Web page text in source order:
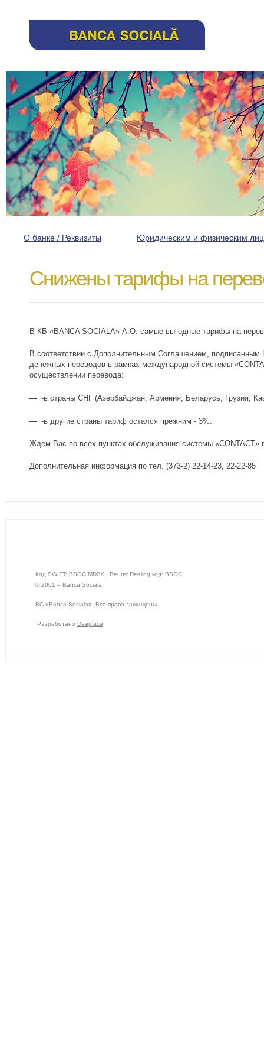
О банке / Реквизиты Юридическим и физическим
Снижены тарифы на
В КБ «BANCA SOCIALA» А.О. самые выгодные тарифы на
В соответствии с Дополнительным Соглашением,
денежных переводов в рамках международной системы
осуществлении перевода:
-в страны СНГ (Азербайджан, Армения, Беларусь, Грузия,
-в другие страны тариф остался прежним - 3%.
Ждем Вас во всех пунктах обслуживания системы
Дополнительная информация по тел. (373-2) 22-14-23, 22-22-85
Код SWIFT: BSOC MD2X | Reuter Dealing код: BSOC
© 2001 – Banca Sociala.
BC «Banca Sociala». Все права защищены.
Разработано Deeplace